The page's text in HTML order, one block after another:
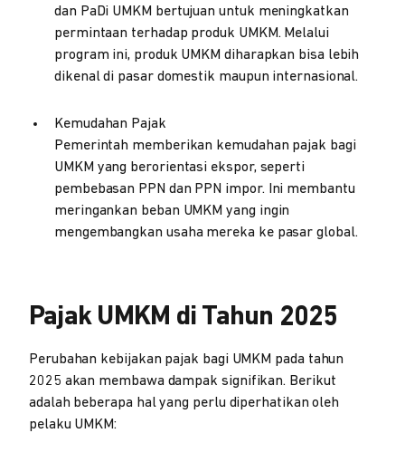
dan PaDi UMKM bertujuan untuk meningkatkan
permintaan terhadap produk UMKM. Melalui
program ini, produk UMKM diharapkan bisa lebih
dikenal di pasar domestik maupun internasional.
Kemudahan Pajak
Pemerintah memberikan kemudahan pajak bagi
UMKM yang berorientasi ekspor, seperti
pembebasan PPN dan PPN impor. Ini membantu
meringankan beban UMKM yang ingin
mengembangkan usaha mereka ke pasar global.
Pajak UMKM di Tahun 2025
Perubahan kebijakan pajak bagi UMKM pada tahun
2025 akan membawa dampak signifikan. Berikut
adalah beberapa hal yang perlu diperhatikan oleh
pelaku UMKM: